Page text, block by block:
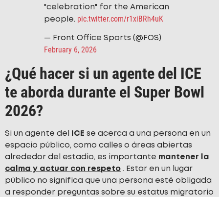
"celebration" for the American
people. pic.twitter.com/r1xiBRh4uK
— Front Office Sports (@FOS)
February 6, 2026
¿Qué hacer si un agente del ICE
te aborda durante el Super Bowl
2026?
Si un agente del ICE se acerca a una persona en un
espacio público, como calles o áreas abiertas
alrededor del estadio, es importante mantener la
calma y actuar con respeto . Estar en un lugar
público no significa que una persona esté obligada
a responder preguntas sobre su estatus migratorio